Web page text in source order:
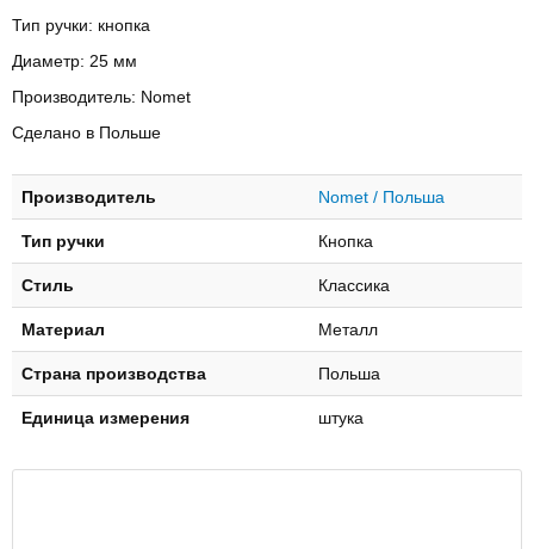
Тип ручки: кнопка
Диаметр: 25 мм
Производитель: Nomet
Сделано в Польше
Производитель Nomet / Польша
Тип ручки Кнопка
Стиль Классика
Материал Металл
Страна производства Польша
Единица измерения штука